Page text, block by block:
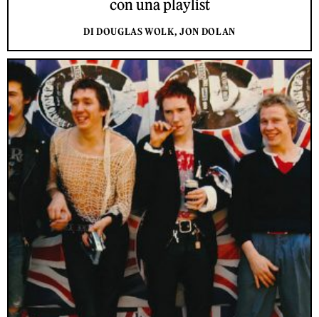
con una playlist
DI DOUGLAS WOLK, JON DOLAN